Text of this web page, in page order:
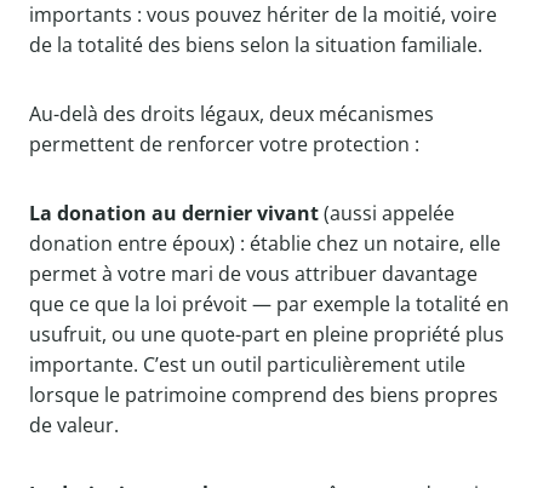
importants : vous pouvez hériter de la moitié, voire
de la totalité des biens selon la situation familiale.
Au-delà des droits légaux, deux mécanismes
permettent de renforcer votre protection :
La donation au dernier vivant(aussi appelée
donation entre époux) : établie chez un notaire, elle
permet à votre mari de vous attribuer davantage
que ce que la loi prévoit — par exemple la totalité en
usufruit, ou une quote-part en pleine propriété plus
importante. C’est un outil particulièrement utile
lorsque le patrimoine comprend des biens propres
de valeur.